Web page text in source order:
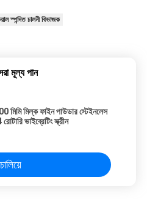
স্পন্দিত চালনী বিভাজক
মূল্য পান
মিমি মিল্ক ফাইন পাউডার স্টেইনলেস
ভাইব্রেটিং স্ক্রীন
চালিয়ে